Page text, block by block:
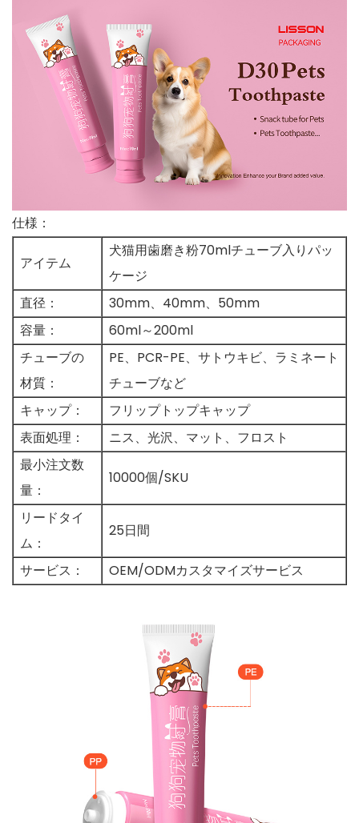
仕様：
アイテム
犬猫用歯磨き粉70mlチューブ入りパッ
ケージ
直径：
30mm、40mm、50mm
容量：
60ml～200ml
チューブの
材質：
PE、PCR-PE、サトウキビ、ラミネート
チューブなど
キャップ：
フリップトップキャップ
表面処理：
ニス、光沢、マット、フロスト
最小注文数
量：
10000個/SKU
リードタイ
ム：
25日間
サービス： OEM/ODMカスタマイズサービス